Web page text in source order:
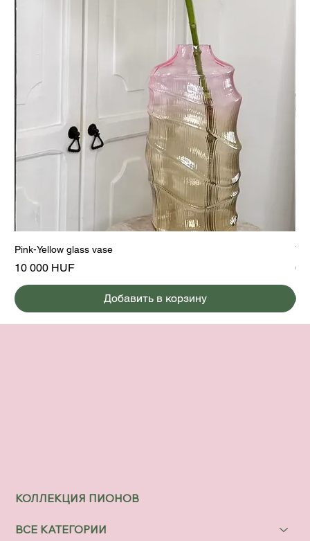
Pink-Yellow glass vase
Цена
10 000 HUF
Добавить в корзину
6
КОЛЛЕКЦИЯ ПИОНОВ
ВСЕ КАТЕГОРИИ